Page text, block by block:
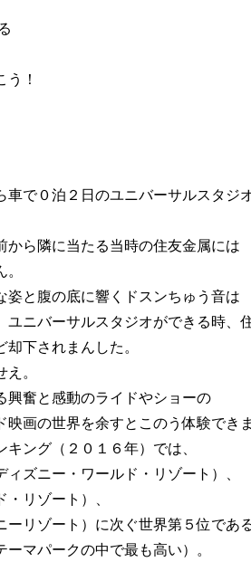
！
で０泊２日のユニバーサルスタジ
ら隣に当たる当時の住友金属には
と腹の底に響くドスンちゅう音は
ユニバーサルスタジオができる時、
下されまんした。
。
興奮と感動のライドやショーの
画の世界を余すとこのう体験でき
ング（２０１６年）では、
ズニー・ワールド・リゾート）、
リゾート）、
リゾート）に次ぐ世界第５位である
ーマパークの中で最も高い）。